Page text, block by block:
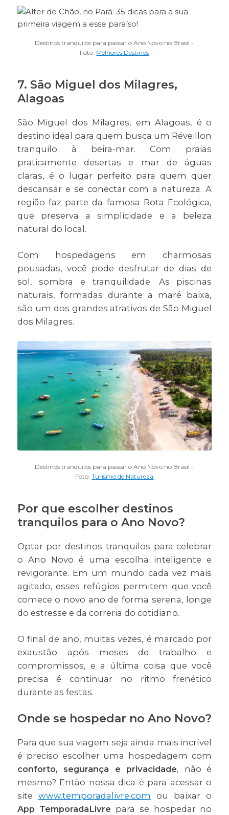
Destinos tranquilos para passar o Ano Novo no Brasil -
Foto: Melhores Destinos
7. São Miguel dos Milagres,
Alagoas
São Miguel dos Milagres, em Alagoas, é o
destino ideal para quem busca um Réveillon
tranquilo à beira-mar. Com praias
praticamente desertas e mar de águas
claras, é o lugar perfeito para quem quer
descansar e se conectar com a natureza. A
região faz parte da famosa Rota Ecológica,
que preserva a simplicidade e a beleza
natural do local.
Com hospedagens em charmosas
pousadas, você pode desfrutar de dias de
sol, sombra e tranquilidade. As piscinas
naturais, formadas durante a maré baixa,
são um dos grandes atrativos de São Miguel
dos Milagres.
Destinos tranquilos para passar o Ano Novo no Brasil -
Foto:Turismo de Natureza
Por que escolher destinos
tranquilos para o Ano Novo?
Optar por destinos tranquilos para celebrar
o Ano Novo é uma escolha inteligente e
revigorante. Em um mundo cada vez mais
agitado, esses refúgios permitem que você
comece o novo ano de forma serena, longe
do estresse e da correria do cotidiano.
O final de ano, muitas vezes, é marcado por
exaustão após meses de trabalho e
compromissos, e a última coisa que você
precisa é continuar no ritmo frenético
durante as festas.
Onde se hospedar no Ano Novo?
Para que sua viagem seja ainda mais incrível
é preciso escolher uma hospedagem com
conforto, segurança e privacidade, não é
mesmo? Então nossa dica é para acessar o
site www.temporadalivre.com ou baixar o
App TemporadaLivre para se hospedar no